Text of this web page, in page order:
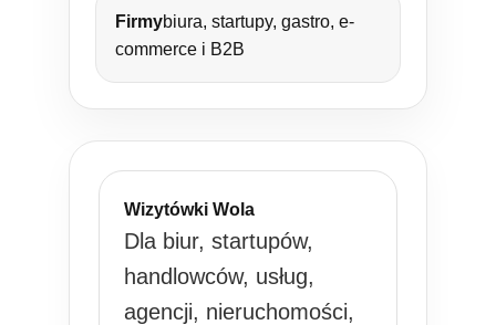
Firmybiura, startupy, gastro, e-
commerce i B2B
Wizytówki Wola
Dla biur, startupów,
handlowców, usług,
agencji, nieruchomości,